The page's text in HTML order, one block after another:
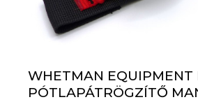
WHETMAN EQUIPMENT
PÓTLAPÁTRÖGZÍTŐ